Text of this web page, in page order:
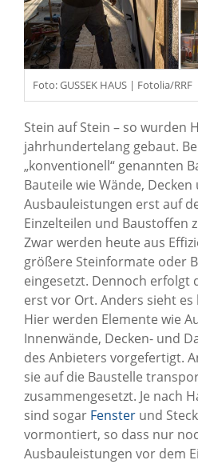
Foto: GUSSEK HAUS | Fotolia/RRF
Stein auf Stein – so wurden
jahrhundertelang gebaut.
„konventionell“ genannten
Bauteile wie Wände, Decken
Ausbauleistungen erst auf
Einzelteilen und Baustoffen
Zwar werden heute aus
größere Steinformate oder
eingesetzt. Dennoch erfolgt
erst vor Ort. Anders sieht es
Hier werden Elemente wie
Innenwände, Decken- und
des Anbieters vorgefertigt.
sie auf die Baustelle
zusammengesetzt. Je nach
sind sogar Fenster und
vormontiert, so dass nur
Ausbauleistungen vor dem